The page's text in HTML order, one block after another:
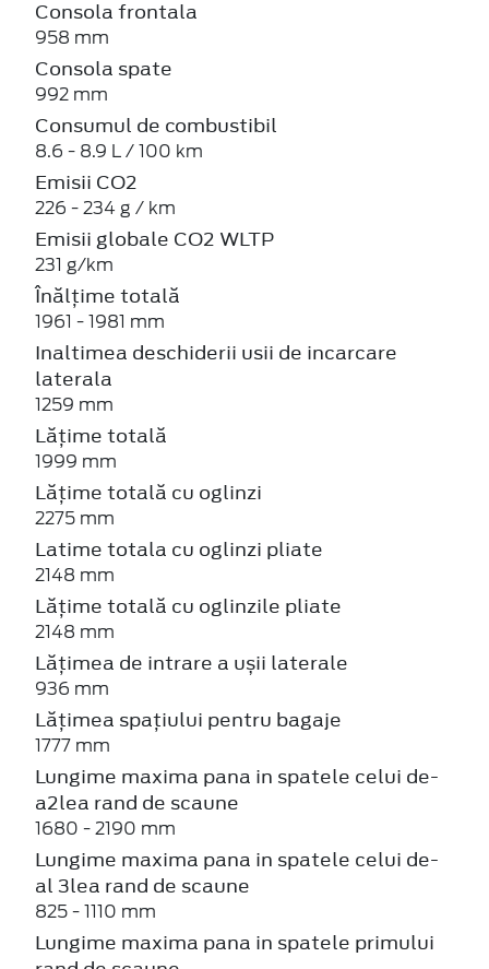
Consola frontala
958 mm
Consola spate
992 mm
Consumul de combustibil
8.6 - 8.9 L / 100 km
Emisii CO2
226 - 234 g / km
Emisii globale CO2 WLTP
231 g/km
Înălțime totală
1961 - 1981 mm
Inaltimea deschiderii usii de incarcare
laterala
1259 mm
Lățime totală
1999 mm
Lățime totală cu oglinzi
2275 mm
Latime totala cu oglinzi pliate
2148 mm
Lățime totală cu oglinzile pliate
2148 mm
Lățimea de intrare a ușii laterale
936 mm
Lățimea spațiului pentru bagaje
1777 mm
Lungime maxima pana in spatele celui de-
a2lea rand de scaune
1680 - 2190 mm
Lungime maxima pana in spatele celui de-
al 3lea rand de scaune
825 - 1110 mm
Lungime maxima pana in spatele primului